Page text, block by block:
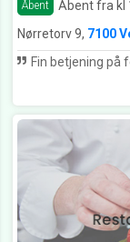
Åbent Åbent fra kl
Nørretorv 9, 7100
Fin betjening på første åbningsdag og